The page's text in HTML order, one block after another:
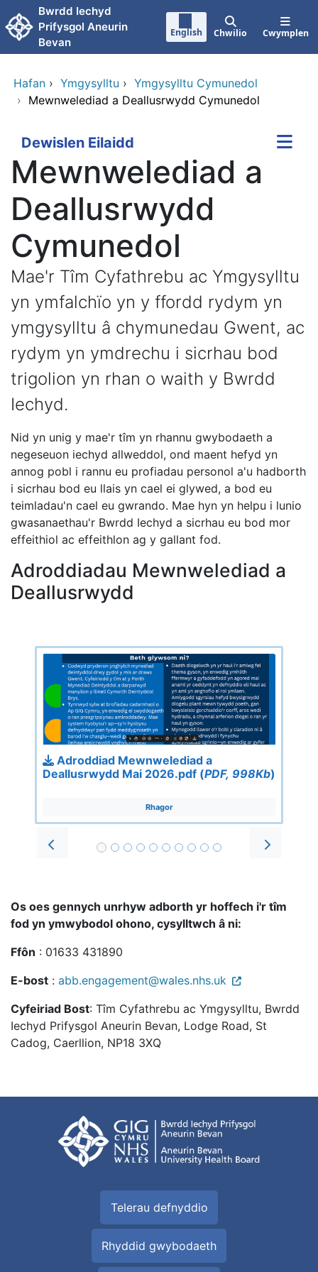
Neidio i'r prif gynnwy
Bwrdd Iechyd
Prifysgol Aneurin
Bevan
English Chwilio Cwymplen
Hafan › Ymgysylltu › Ymgysylltu Cymunedol
› Mewnwelediad a Deallusrwydd Cymunedol
Dewislen Eilaidd
Mewnwelediad a
Deallusrwydd
Cymunedol
Mae'r Tîm Cyfathrebu ac Ymgysylltu
yn ymfalchïo yn y ffordd rydym yn
ymgysylltu â chymunedau Gwent, ac
rydym yn ymdrechu i sicrhau bod
trigolion yn rhan o waith y Bwrdd
Iechyd.
Nid yn unig y mae'r tîm yn rhannu gwybodaeth a
negeseuon iechyd allweddol, ond maent hefyd yn
annog pobl i rannu eu profiadau personol a'u hadborth
i sicrhau bod eu llais yn cael ei glywed, a bod eu
teimladau'n cael eu gwrando. Mae hyn yn helpu i lunio
gwasanaethau'r Bwrdd Iechyd a sicrhau eu bod mor
effeithiol ac effeithlon ag y gallant fod.
Adroddiadau Mewnwelediad a
Deallusrwydd
Adroddiad Mewnwelediad a
Deallusrwydd Mai 2026.pdf (PDF, 998Kb)
Rhagor
Prev Next
Os oes gennych unrhyw adborth yr hoffech i'r tîm
fod yn ymwybodol ohono, cysylltwch â ni:
Ffôn : 01633 431890
E-bost : abb.engagement@wales.nhs.uk
Cyfeiriad Bost: Tîm Cyfathrebu ac Ymgysylltu, Bwrdd
Iechyd Prifysgol Aneurin Bevan, Lodge Road, St
Cadog, Caerllion, NP18 3XQ
Telerau defnyddio
Rhyddid gwybodaeth